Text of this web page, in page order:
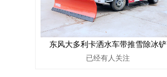
东风大多利卡洒水车带推雪除冰铲
已经有人关注